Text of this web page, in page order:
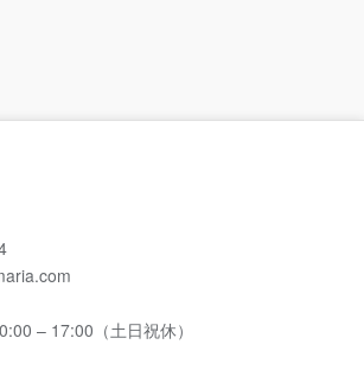
– 17:00（土日祝休）